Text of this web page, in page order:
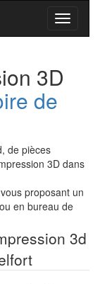
Toggle
3D
de
de pièces
3D dans
proposant un
en bureau de
3d